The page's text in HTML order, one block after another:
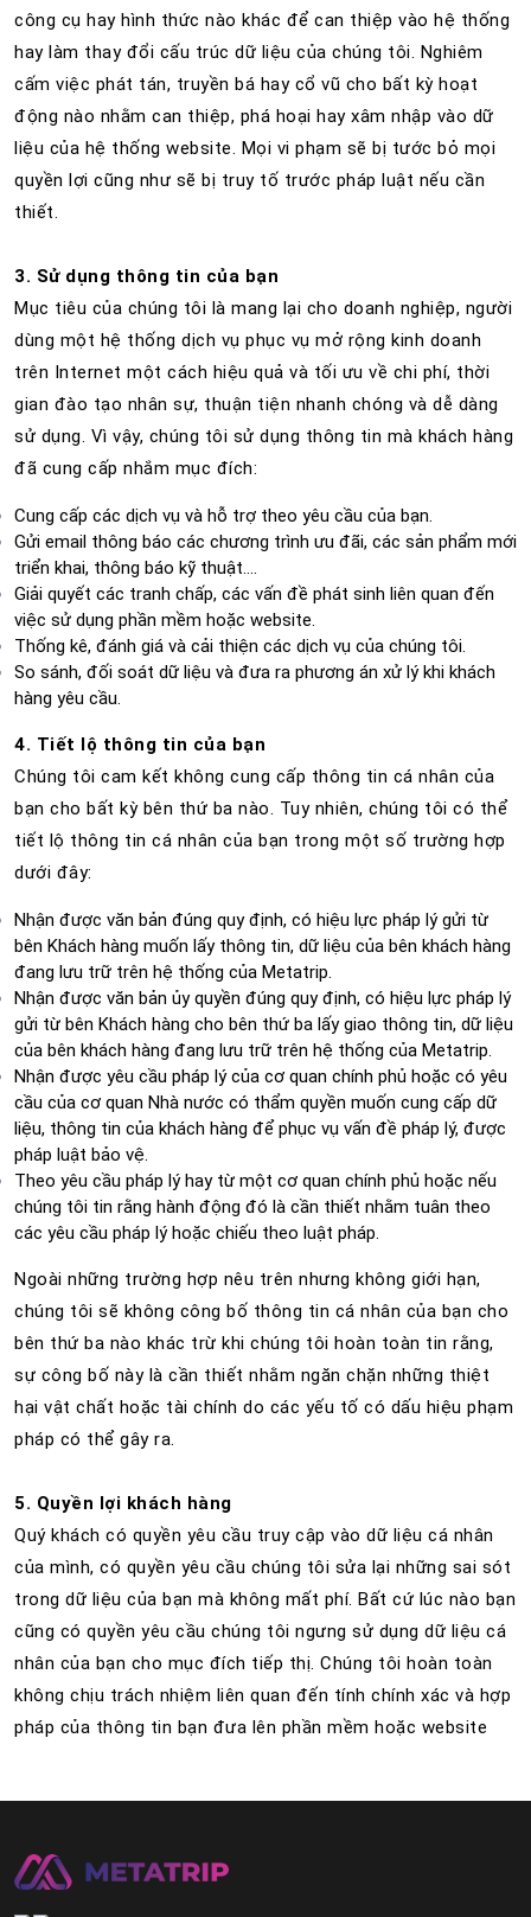
công cụ hay hình thức nào khác để can thiệp vào hệ thống
hay làm thay đổi cấu trúc dữ liệu của chúng tôi. Nghiêm
cấm việc phát tán, truyền bá hay cổ vũ cho bất kỳ hoạt
động nào nhằm can thiệp, phá hoại hay xâm nhập vào dữ
liệu của hệ thống website. Mọi vi phạm sẽ bị tước bỏ mọi
quyền lợi cũng như sẽ bị truy tố trước pháp luật nếu cần
thiết.
3. Sử dụng thông tin của bạn
Mục tiêu của chúng tôi là mang lại cho doanh nghiệp, người
dùng một hệ thống dịch vụ phục vụ mở rộng kinh doanh
trên Internet một cách hiệu quả và tối ưu về chi phí, thời
gian đào tạo nhân sự, thuận tiện nhanh chóng và dễ dàng
sử dụng. Vì vậy, chúng tôi sử dụng thông tin mà khách hàng
đã cung cấp nhắm mục đích:
Cung cấp các dịch vụ và hỗ trợ theo yêu cầu của bạn.
Gửi email thông báo các chương trình ưu đãi, các sản phẩm mới
triển khai, thông báo kỹ thuật….
Giải quyết các tranh chấp, các vấn đề phát sinh liên quan đến
việc sử dụng phần mềm hoặc website.
Thống kê, đánh giá và cải thiện các dịch vụ của chúng tôi.
So sánh, đối soát dữ liệu và đưa ra phương án xử lý khi khách
hàng yêu cầu.
4. Tiết lộ thông tin của bạn
Chúng tôi cam kết không cung cấp thông tin cá nhân của
bạn cho bất kỳ bên thứ ba nào. Tuy nhiên, chúng tôi có thể
tiết lộ thông tin cá nhân của bạn trong một số trường hợp
dưới đây:
Nhận được văn bản đúng quy định, có hiệu lực pháp lý gửi từ
bên Khách hàng muốn lấy thông tin, dữ liệu của bên khách hàng
đang lưu trữ trên hệ thống của Metatrip.
Nhận được văn bản ủy quyền đúng quy định, có hiệu lực pháp lý
gửi từ bên Khách hàng cho bên thứ ba lấy giao thông tin, dữ liệu
của bên khách hàng đang lưu trữ trên hệ thống của Metatrip.
Nhận được yêu cầu pháp lý của cơ quan chính phủ hoặc có yêu
cầu của cơ quan Nhà nước có thẩm quyền muốn cung cấp dữ
liệu, thông tin của khách hàng để phục vụ vấn đề pháp lý, được
pháp luật bảo vệ.
Theo yêu cầu pháp lý hay từ một cơ quan chính phủ hoặc nếu
chúng tôi tin rằng hành động đó là cần thiết nhằm tuân theo
các yêu cầu pháp lý hoặc chiếu theo luật pháp.
Ngoài những trường hợp nêu trên nhưng không giới hạn,
chúng tôi sẽ không công bố thông tin cá nhân của bạn cho
bên thứ ba nào khác trừ khi chúng tôi hoàn toàn tin rằng,
sự công bố này là cần thiết nhằm ngăn chặn những thiệt
hại vật chất hoặc tài chính do các yếu tố có dấu hiệu phạm
pháp có thể gây ra.
5. Quyền lợi khách hàng
Quý khách có quyền yêu cầu truy cập vào dữ liệu cá nhân
của mình, có quyền yêu cầu chúng tôi sửa lại những sai sót
trong dữ liệu của bạn mà không mất phí. Bất cứ lúc nào bạn
cũng có quyền yêu cầu chúng tôi ngưng sử dụng dữ liệu cá
nhân của bạn cho mục đích tiếp thị. Chúng tôi hoàn toàn
không chịu trách nhiệm liên quan đến tính chính xác và hợp
pháp của thông tin bạn đưa lên phần mềm hoặc website